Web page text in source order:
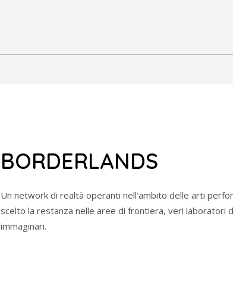
BORDERLANDS
Un network di realtà operanti nell’ambito delle arti
scelto la restanza nelle aree di frontiera, veri laboratori
immaginari.